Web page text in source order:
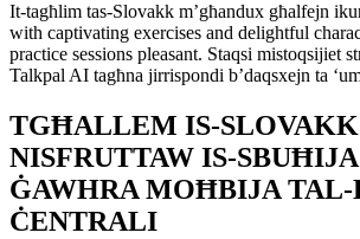
It-tagħlim tas-Slovakk m’għandux għalfejn
with captivating exercises and delightful
practice sessions pleasant. Staqsi mistoqsijiet
Talkpal AI tagħna jirrispondi b’daqsxejn ta
TGĦALLEM IS-
NISFRUTTAW IS-
ĠAWHRA MOĦBIJA TAL-
ĊENTRALI